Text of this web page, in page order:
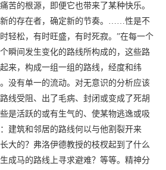
苦的根源，即便它也带来了某种快乐。
的存在者，确定新的节奏。……性是不
轻松，有时旺盛，有时死寂。”在每一个
瞬间发生变化的路线所构成的，这些路
来，构成一组一组的路线，经度和纬
没有单一的流动。对无意识的分析应该
线受阻、出了毛病、封闭或变成了死胡
是活跃的或有生气的、使某物逃逸或吸
建筑和邻居的路线何以与他割裂开来
大的？弗洛伊德教授的枝杈起到了什么
成马的路线上寻求避难？等等。精神分